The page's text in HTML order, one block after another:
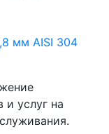
мм AISI 304
и услуг на